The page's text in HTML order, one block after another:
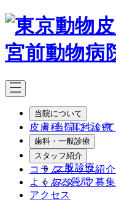
メ
ン
コ
テ
ン
当院について
当院について
院長紹介
皮膚科・耳科診療
歯科・一般診療
歯科
一般診療
スタッフ紹介
スタッフ紹介
スタッフ募集
コラム
よくある質問
アクセス